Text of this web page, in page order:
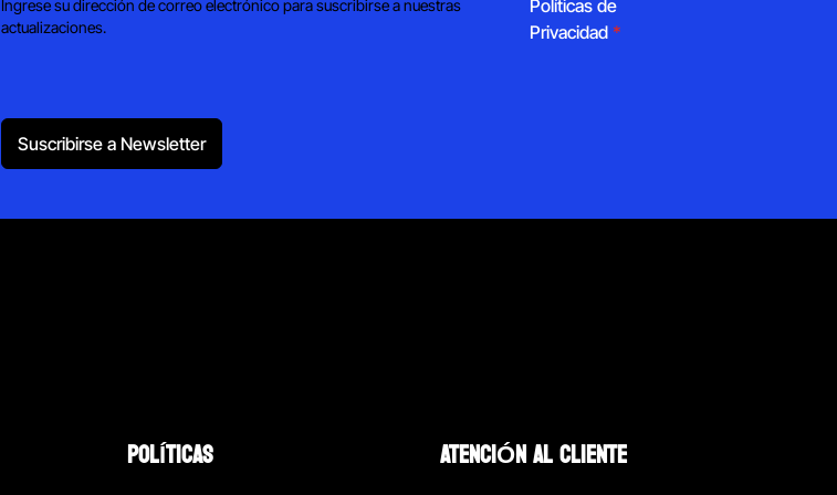
Ingrese su dirección de correo electrónico para suscribirse a nuestras
actualizaciones.
Políticas de
Privacidad *
Suscribirse a Newsletter
POLÍTICAS ATENCIÓN AL CLIENTE